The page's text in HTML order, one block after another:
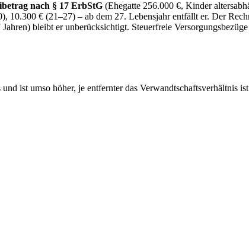
nach § 17 ErbStG (Ehegatte 256.000 €, Kinder
10.300 € (21–27) – ab dem 27. Lebensjahr entfällt er. Der
bleibt er unberücksichtigt. Steuerfreie
ist umso höher, je entfernter das Verwandtschaftsverhältnis